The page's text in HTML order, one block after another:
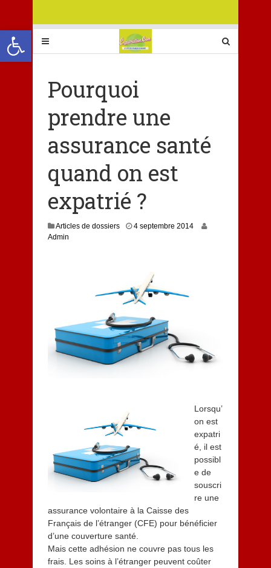
Ouvrir la barre d’outils
Pourquoi
prendre une
assurance santé
quand on est
expatrié ?
Articles de dossiers 4 septembre 20141
1
5
Admin
Lorsqu’
on est
expatri
é, il est
possibl
e de
souscri
re une
assurance volontaire à la Caisse des
Français de l’étranger (CFE) pour bénéficier
d’une couverture santé.
Mais cette adhésion ne couvre pas tous les
frais. Les soins à l’étranger peuvent coûter